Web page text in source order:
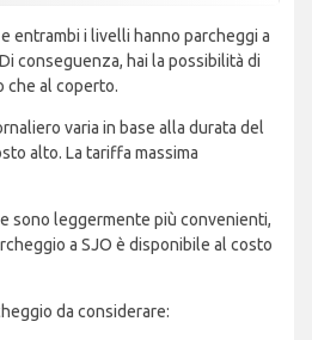
entrambi i livelli hanno parcheggi a
conseguenza, hai la possibilità di
che al coperto.
varia in base alla durata del
alto. La tariffa massima
sono leggermente più convenienti,
a SJO è disponibile al costo
da considerare: